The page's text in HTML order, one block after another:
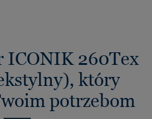
ICONIK 260Tex
który
potrzebom